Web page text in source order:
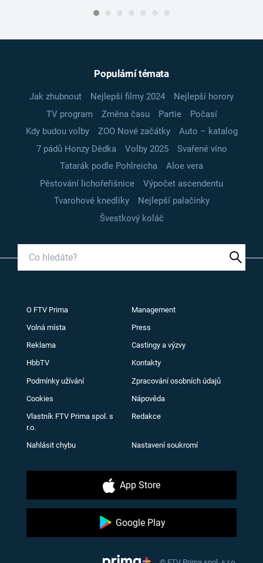
Populární témata
Jak zhubnout Nejlepší filmy 2024
Nejlepší horory
TV program
Změna času Partie
Počasí
Kdy budou volby
ZOO Nové začátky
Auto – katalog
7 pádů Honzy Dědka
Volby 2025
Svařené víno
Tatarák podle Pohlreicha
Aloe vera
Pěstování lichořeřišnice
Výpočet ascendentu
Tvarohové knedlíky
Nejlepší palačinky
Švestkový koláč
O FTV Prima Management
Volná místa Press
Reklama Castingy a výzvy
HbbTV Kontakty
Podmínky užívání Zpracování osobních údajů
Cookies Nápověda
Vlastník FTV Prima spol. s
r.o.
Redakce
Nahlásit chybu Nastavení soukromí
App Store
Google Play